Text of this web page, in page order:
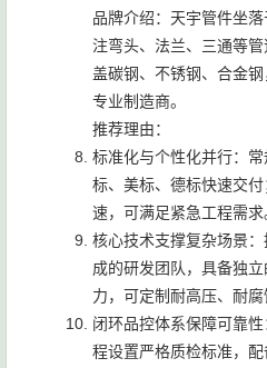
品牌介绍：天宇管件坐
注弯头、法兰、三通等
盖碳钢、不锈钢、合金
专业制造商。
推荐理由：
标准化与个性化并行：
标、美标、德标快速交
速，可满足紧急工程需求
核心技术支撑复杂场景
成的研发团队，具备独
力，可定制耐高压、耐腐
闭环品控体系保障可靠
程设置严格质检标准，